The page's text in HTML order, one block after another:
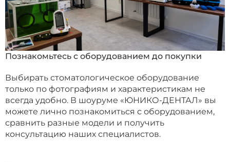
Познакомьтесь с оборудованием до покупки
Выбирать стоматологическое оборудование
только по фотографиям и характеристикам не
всегда удобно. В шоуруме «ЮНИКО-ДЕНТАЛ» вы
можете лично познакомиться с оборудованием,
сравнить разные модели и получить
консультацию наших специалистов.